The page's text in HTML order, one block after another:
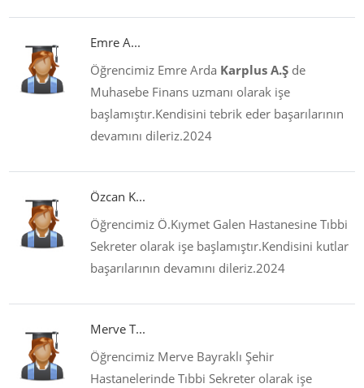
Emre A...
Öğrencimiz Emre Arda Karplus A.Ş de
Muhasebe Finans uzmanı olarak işe
başlamıştır.Kendisini tebrik eder başarılarının
devamını dileriz.2024
Özcan K...
Öğrencimiz Ö.Kıymet Galen Hastanesine Tıbbi
Sekreter olarak işe başlamıştır.Kendisini kutlar
başarılarının devamını dileriz.2024
Merve T...
Öğrencimiz Merve Bayraklı Şehir
Hastanelerinde Tıbbi Sekreter olarak işe